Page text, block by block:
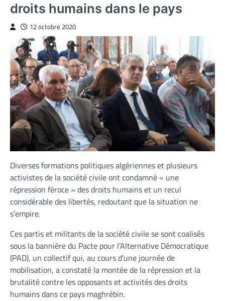
droits humains dans le pays
12 octobre 2020
Diverses formations politiques algériennes et plusieurs
activistes de la société civile ont condamné « une
répression féroce » des droits humains et un recul
considérable des libertés, redoutant que la situation ne
s’empire.
Ces partis et militants de la société civile se sont coalisés
sous la bannière du Pacte pour l’Alternative Démocratique
(PAD), un collectif qui, au cours d’une journée de
mobilisation, a constaté la montée de la répression et la
brutalité contre les opposants et activités des droits
humains dans ce pays maghrébin.